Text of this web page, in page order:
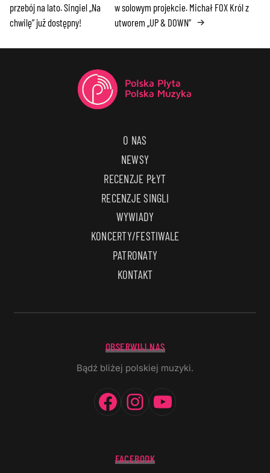
przebój na lato. Singiel „Na
chwilę” już dostępny!
w solowym projekcie. Michał FOX Król z
utworem „UP & DOWN” →
O NAS
NEWSY
RECENZJE PŁYT
RECENZJE SINGLI
WYWIADY
KONCERTY/FESTIWALE
PATRONATY
KONTAKT
OBSERWUJ NAS
Bądź bliżej polskiej muzyki.
Facebook
Instagram
FACEBOOK